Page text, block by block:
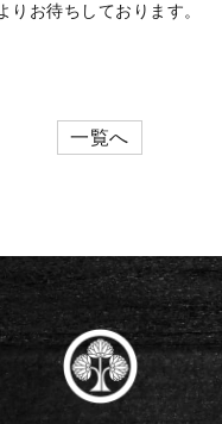
りお待ちしております。
一覧へ